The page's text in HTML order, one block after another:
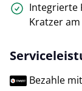
Integrierte
Kratzer
Bezahle